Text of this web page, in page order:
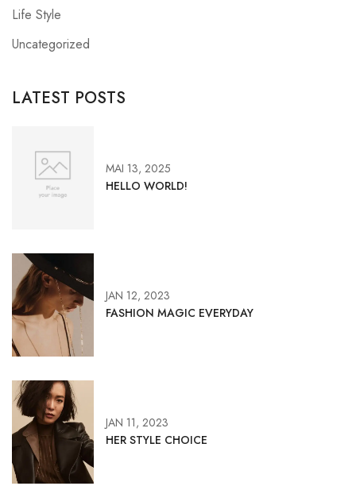
Life Style
Uncategorized
LATEST POSTS
MAI 13, 2025
HELLO WORLD!
JAN 12, 2023
FASHION MAGIC EVERYDAY
JAN 11, 2023
HER STYLE CHOICE